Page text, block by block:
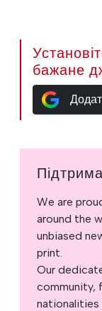
бажане
We are
around the
unbiased
print.
Our
community,
nationalities